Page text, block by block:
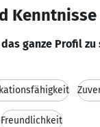
Kenntnisse
ganze Profil zu
Freundlichkeit